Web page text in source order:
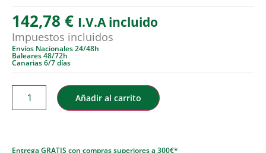
142,78 € I.V.A incluido
Impuestos incluidos
Envíos Nacionales 24/48h
Baleares 48/72h
Canarias 6/7 días
Añadir al carrito
Entrega GRATIS con compras superiores a 300€*